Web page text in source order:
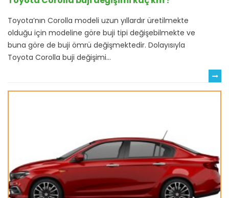
Toyota’nın Corolla modeli uzun yıllardır üretilmekte
olduğu için modeline göre buji tipi değişebilmekte ve
buna göre de buji ömrü değişmektedir. Dolayısıyla
Toyota Corolla buji değişimi...